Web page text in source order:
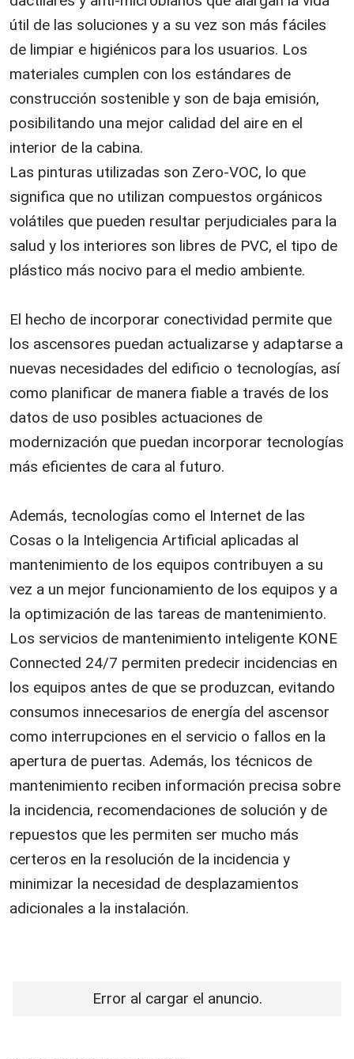
útil de las soluciones y a su vez son más fáciles
de limpiar e higiénicos para los usuarios. Los
materiales cumplen con los estándares de
construcción sostenible y son de baja emisión,
posibilitando una mejor calidad del aire en el
interior de la cabina.
Las pinturas utilizadas son Zero-VOC, lo que
significa que no utilizan compuestos orgánicos
volátiles que pueden resultar perjudiciales para la
salud y los interiores son libres de PVC, el tipo de
plástico más nocivo para el medio ambiente.
El hecho de incorporar conectividad permite que
los ascensores puedan actualizarse y adaptarse a
nuevas necesidades del edificio o tecnologías, así
como planificar de manera fiable a través de los
datos de uso posibles actuaciones de
modernización que puedan incorporar tecnologías
más eficientes de cara al futuro.
Además, tecnologías como el Internet de las
Cosas o la Inteligencia Artificial aplicadas al
mantenimiento de los equipos contribuyen a su
vez a un mejor funcionamiento de los equipos y a
la optimización de las tareas de mantenimiento.
Los servicios de mantenimiento inteligente KONE
Connected 24/7 permiten predecir incidencias en
los equipos antes de que se produzcan, evitando
consumos innecesarios de energía del ascensor
como interrupciones en el servicio o fallos en la
apertura de puertas. Además, los técnicos de
mantenimiento reciben información precisa sobre
la incidencia, recomendaciones de solución y de
repuestos que les permiten ser mucho más
certeros en la resolución de la incidencia y
minimizar la necesidad de desplazamientos
adicionales a la instalación.
Error al cargar el anuncio.